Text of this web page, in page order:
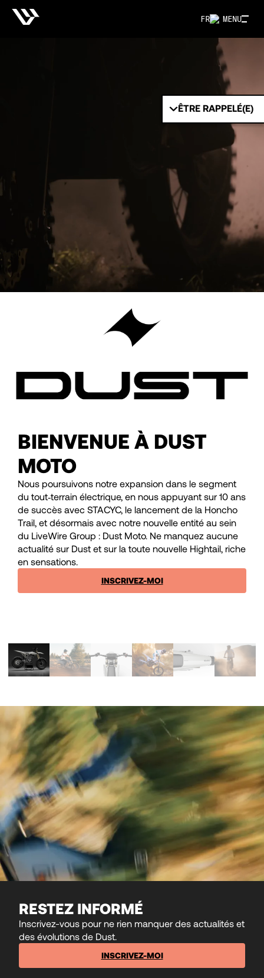
MENU
FR
ÊTRE RAPPELÉ(E)
BIENVENUE À DUST
MOTO
Nous poursuivons notre expansion dans le segment
du tout‑terrain électrique, en nous appuyant sur 10 ans
de succès avec STACYC, le lancement de la Honcho
Trail, et désormais avec notre nouvelle entité au sein
du LiveWire Group : Dust Moto. Ne manquez aucune
actualité sur Dust et sur la toute nouvelle Hightail, riche
en sensations.
INSCRIVEZ-MOI
RESTEZ INFORMÉ
Inscrivez-vous pour ne rien manquer des actualités et
des évolutions de Dust.
INSCRIVEZ-MOI